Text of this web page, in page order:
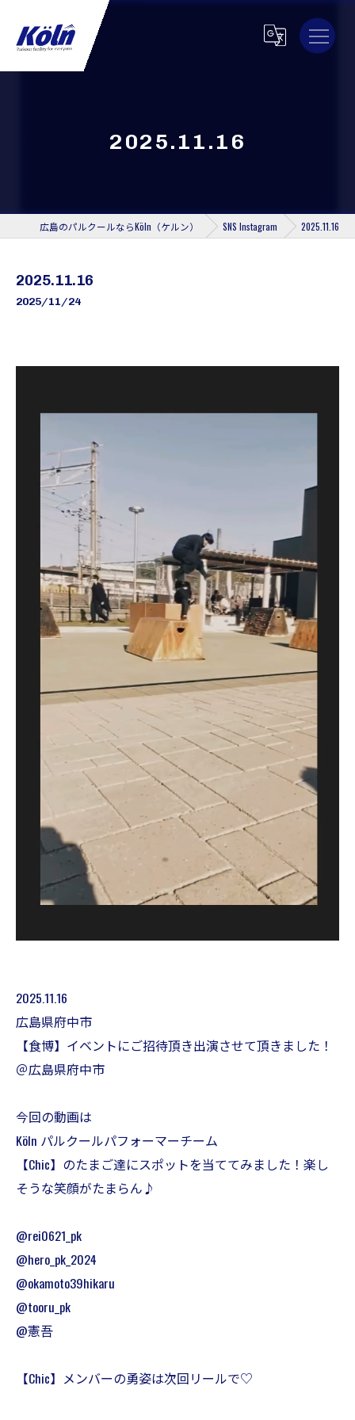
2025.11.16
広島のパルクールならKöln（ケルン） SNS Instagram 2025.11.16
2025.11.16
2025/11/24
2025.11.16
広島県府中市
【食博】イベントにご招待頂き出演させて頂きました！
＠広島県府中市
今回の動画は
Köln パルクールパフォーマーチーム
【Chic】のたまご達にスポットを当ててみました！楽し
そうな笑顔がたまらん♪
@rei0621_pk
@hero_pk_2024
@okamoto39hikaru
@tooru_pk
@憲吾
【Chic】メンバーの勇姿は次回リールで♡